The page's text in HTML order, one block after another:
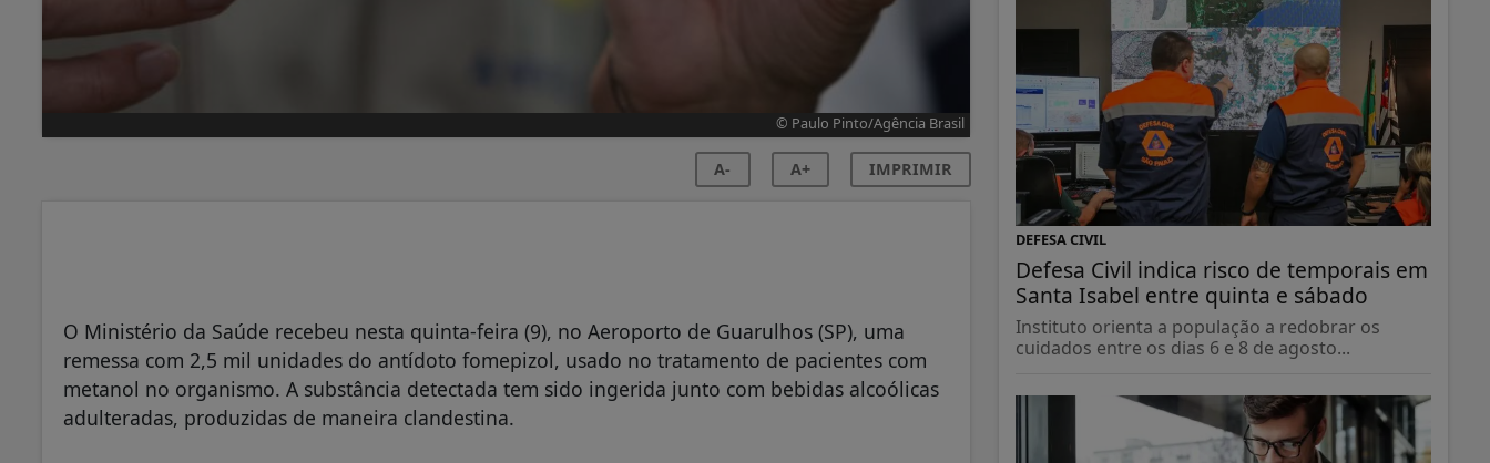
© Paulo Pinto/Agência Brasil
A- A+ IMPRIMIR
O Ministério da Saúde recebeu nesta quinta-feira (9), no Aeroporto de Guarulhos (SP), uma
remessa com 2,5 mil unidades do antídoto fomepizol, usado no tratamento de pacientes com
metanol no organismo. A substância detectada tem sido ingerida junto com bebidas alcoólicas
adulteradas, produzidas de maneira clandestina.
DEFESA CIVIL
Defesa Civil indica risco de temporais em
Santa Isabel entre quinta e sábado
Instituto orienta a população a redobrar os
cuidados entre os dias 6 e 8 de agosto...